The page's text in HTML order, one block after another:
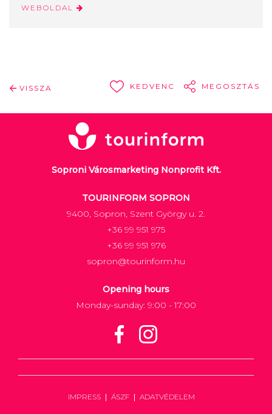
WEBOLDAL
VISSZA KEDVENC MEGOSZTÁS
Soproni Városmarketing Nonprofit Kft.
TOURINFORM SOPRON
9400, Sopron, Szent György u. 2.
+36 99 951 975
+36 99 951 976
sopron@tourinform.hu
Opening hours
Monday-sunday: 9:00 - 17:00
IMPRESS ÁSZF ADATVÉDELEM